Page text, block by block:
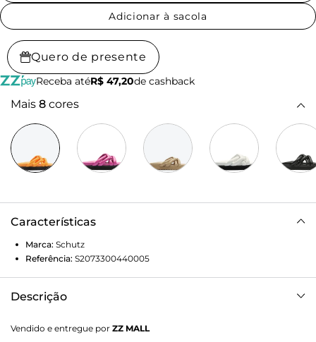
Adicionar à sacola
Quero de presente
Receba atéR$ 47,20de cashback
Mais 8 cores
Características
Marca: Schutz
Referência: S2073300440005
Descrição
papete laranja. Com faixas acolchoadas, este calçado
Vendido e entregue por ZZ MALL